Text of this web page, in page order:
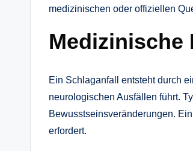
medizinischen oder offiziellen
Medizinische
Ein Schlaganfall entsteht durch
neurologischen Ausfällen führt.
Bewusstseinsveränderungen.
erfordert.